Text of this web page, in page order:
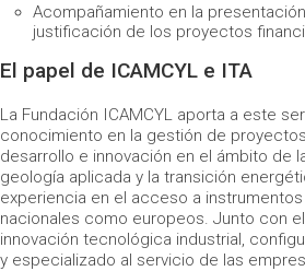
Acompañamiento en la
justificación de los proyectos
El papel de ICAMCYL e ITA
La Fundación ICAMCYL aporta a este
conocimiento en la gestión de
desarrollo e innovación en el ámbito de
geología aplicada y la transición
experiencia en el acceso a
nacionales como europeos. Junto con el
innovación tecnológica industrial,
y especializado al servicio de las